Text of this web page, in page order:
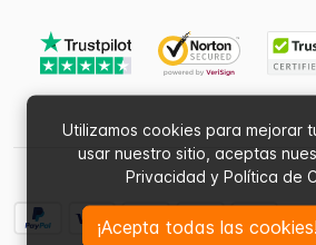
Utilizamos cookies para mejorar
usar nuestro sitio, aceptas
Privacidad y Política de
¡Acepta todas las cookies!